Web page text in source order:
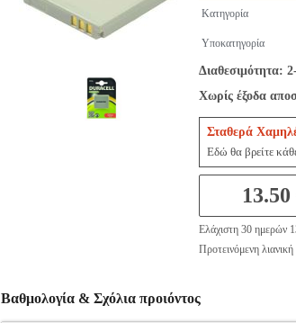
Κατηγορία
Υποκατηγορία
Διαθεσιμότητα:
Χωρίς έξοδα
Σταθερά
Εδώ θα βρείτε
13.50
Ελάχιστη 30 ημερών
Προτεινόμενη
Βαθμολογία & Σχόλια προιόντος